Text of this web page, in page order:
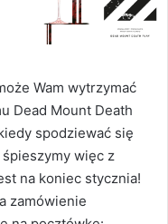
Wam wytrzymać
Dead Mount Death
spodziewać się
więc z
na koniec stycznia!
zamówienie